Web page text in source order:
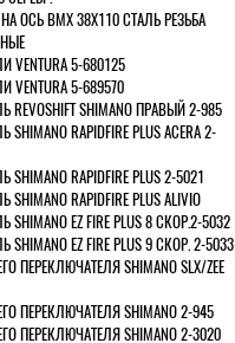
ОСЬ BMX 38Х110 СТАЛЬ РЕЗЬБА
VENTURA 5-680125
VENTURA 5-689570
REVOSHIFT SHIMANO ПРАВЫЙ 2-985
RAPIDFIRE PLUS ACERA 2-
RAPIDFIRE PLUS 2-5021
RAPIDFIRE PLUS ALIVIO
EZ FIRE PLUS 8 СКОР.2-5032
EZ FIRE PLUS 9 СКОР. 2-5033
ПЕРЕКЛЮЧАТЕЛЯ SHIMANO SLX/ZEE
ПЕРЕКЛЮЧАТЕЛЯ SHIMANO 2-945
ПЕРЕКЛЮЧАТЕЛЯ SHIMANO 2-3020